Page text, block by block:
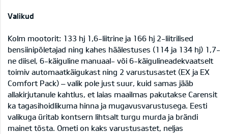
Valikud
Kolm mootorit: 133 hj 1,6-liitrine ja 166 hj 2-liitrilised
bensiinipõletajad ning kahes häälestuses (114 ja 134 hj) 1,7-
ne diisel, 6-käiguline manuaal- või 6-käigulineadekvaatselt
toimiv automaatkäigukast ning 2 varustusastet (EX ja EX
Comfort Pack) – valik pole just suur, kuid samas jääb
allakirjutanule kahtlus, et laias maailmas pakutakse Carensit
ka tagasihoidlikuma hinna ja mugavusvarustusega. Eesti
valikuga üritab kontsern lihtsalt turgu murda ja brändi
mainet tõsta. Ometi on kaks varustusastet, neljas